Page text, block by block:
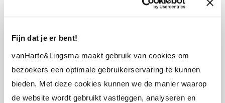
Fijn dat je er bent!
vanHarte&Lingsma maakt gebruik van cookies om
bezoekers een optimale gebruikerservaring te kunnen
bieden. Met deze cookies kunnen we de manier waarop
de website wordt gebruikt vastleggen, analyseren en
Voelen
Door echt mezelf toe te staan te vertragen, de
angst en de pijn te voelen, ontdekte ik dat mijn
wens om meer te verdienen, niet alleen te